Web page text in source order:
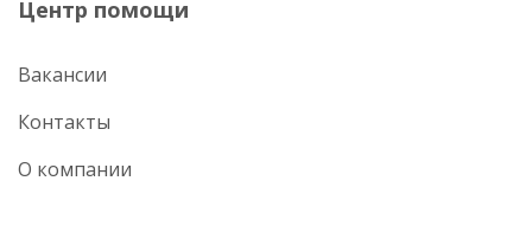
Центр помощи
Вакансии
Контакты
О компании